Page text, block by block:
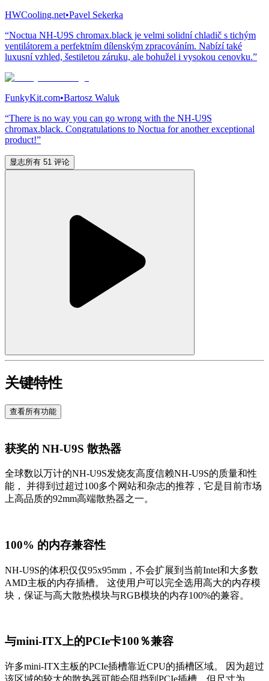
HWCooling.net•Pavel Sekerka
“Noctua NH-U9S chromax.black je velmi solidní chladič s tichým
ventilátorem a perfektním dílenským zpracováním. Nabízí také
luxusní vzhled, šestiletou záruku, ale bohužel i vysokou cenovku.”
FunkyKit.com•Bartosz Waluk
“There is no way you can go wrong with the NH-U9S
chromax.black. Congratulations to Noctua for another exceptional
product!”
显志所有 51 评论
关键特性
查看所有功能
获奖的 NH-U9S 散热器
全球数以万计的NH-U9S发烧友高度信赖NH-U9S的质量和性
能， 并得到过超过100多个网站和杂志的推荐，它是目前市场
上高品质的92mm高端散热器之一。
100% 的内存兼容性
NH-U9S的体积仅仅95x95mm，不会扩展到当前Intel和大多数
AMD主板的内存插槽。 这使用户可以完全选用高大的内存模
块，保证与高大散热模块与RGB模块的内存100%的兼容。
与mini-ITX上的PCIe卡100％兼容
许多mini-ITX主板的PCIe插槽靠近CPU的插槽区域。 因为超过
该区域的较大的散热器可能会阻挡到PCIe插槽，但尺寸为